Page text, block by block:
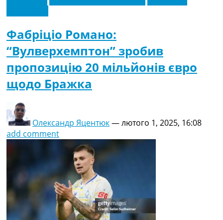
Фабріціо Романо:
“Вулверхемптон” зробив
пропозицію 20 мільйонів євро
щодо Бражка
Олександр Яцентюк—лютого 1, 2025, 16:08
add comment